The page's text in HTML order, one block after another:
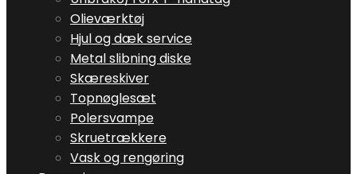
Olieværktøj
Hjul og dæk service
Metal slibning diske
Skæreskiver
Topnøglesæt
Polersvampe
Skruetrækkere
Vask og rengøring